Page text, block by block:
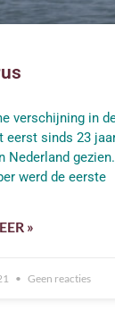
verschijning in
eerst sinds 23
Nederland
werd de eerste
»
Geen reacties